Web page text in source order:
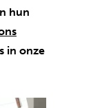
hun
in onze